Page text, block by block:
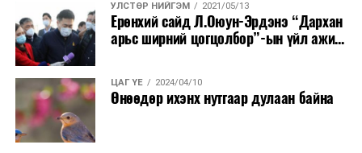
УЛСТӨР НИЙГЭМ 2021/05/13
Ерөнхий сайд Л.Оюун-Эрдэнэ “Дархан
арьс ширний цогцолбор”-ын үйл ажи...
ЦАГ ҮЕ 2024/04/10
Өнөөдөр ихэнх нутгаар дулаан байна